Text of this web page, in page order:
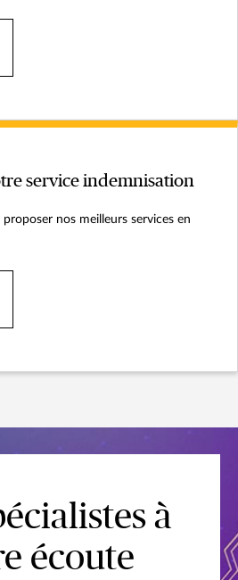
service indemnisation
nos meilleurs services en
à
écoute